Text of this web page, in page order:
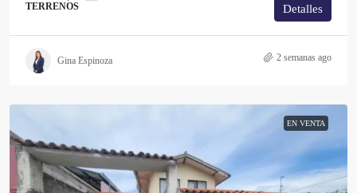
TERRENOS Detalles
Gina Espinoza 2 semanas ago
EN VENTA